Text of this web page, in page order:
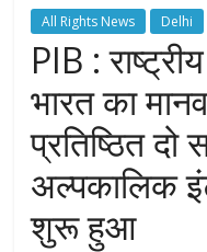
All Rights News Delhi
PIB :
भारत का
प्रतिष्ठित
अल्पकालिक
शुरू हुआ